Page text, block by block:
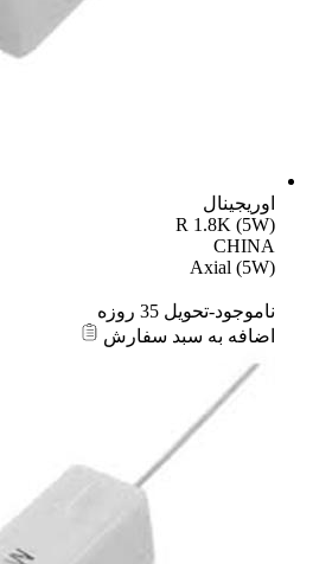
اوریجینال
R 1.8K (5W)
CHINA
Axial (5W)
ناموجود-تحویل 35 روزه
اضافه به سبد سفارش